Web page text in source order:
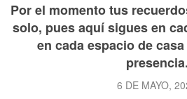
Por el momento tus
solo, pues aquí sigues en
en cada espacio de
presencia.
6 DE MAYO,